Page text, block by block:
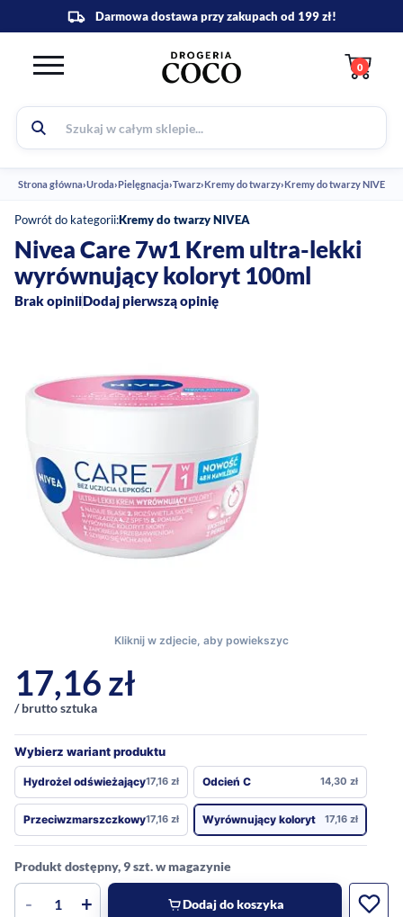
0
Strona główna›Uroda›Pielęgnacja›Twarz›Kremy do twarzy›Kremy do twarzy NIVEA
Powrót do kategorii:Kremy do twarzy NIVEA
Nivea Care 7w1 Krem ultra-lekki
wyrównujący koloryt 100ml
Brak opiniiDodaj pierwszą opinię
17,16zł
/ brutto sztuka
Wybierz wariant produktu
Hydrożel odświeżający17,16 zł Odcień C 14,30 zł
Przeciwzmarszczkowy17,16 zł Wyrównujący koloryt 17,16 zł
Produkt dostępny, 9 szt. w magazynie
- + Dodaj do koszyka